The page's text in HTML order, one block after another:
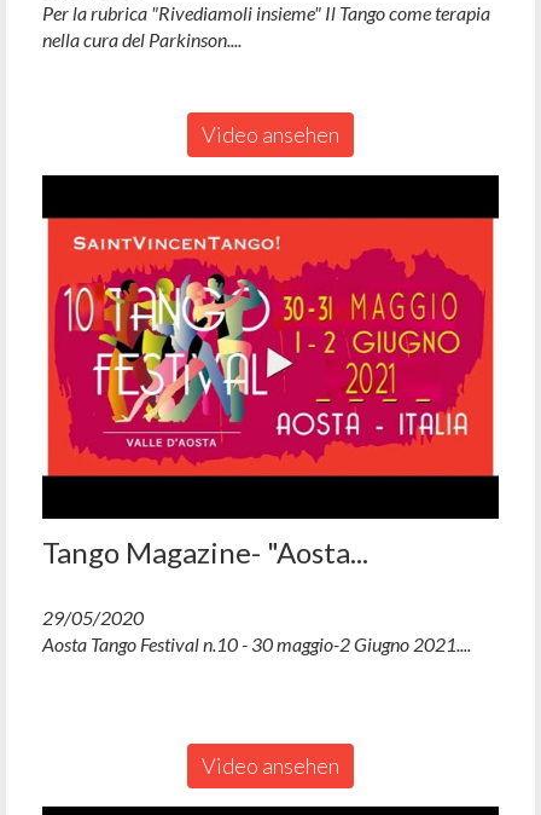
Per la rubrica "Rivediamoli insieme" Il Tango come terapia
nella cura del Parkinson....
Video ansehen
Tango Magazine- "Aosta...
29/05/2020
Aosta Tango Festival n.10 - 30 maggio-2 Giugno 2021....
Video ansehen